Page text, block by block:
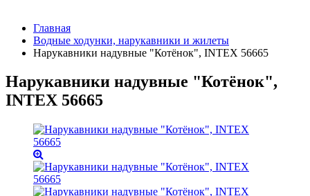
Главная
Водные ходунки, нарукавники и жилеты
Нарукавники надувные "Котёнок", INTEX 56665
Нарукавники надувные "Котёнок",
INTEX 56665